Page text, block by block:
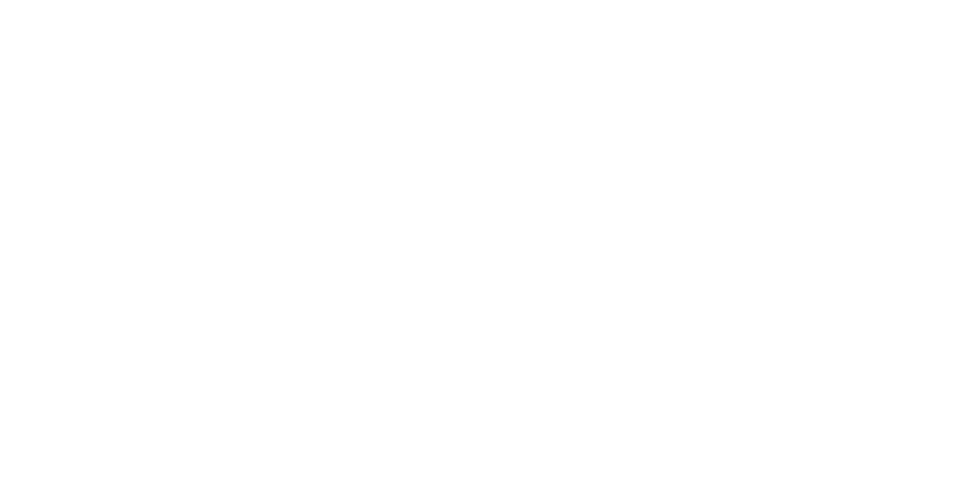
со специализированным агентом.
сотрудника
обеспечение
лицензии, чтобы сократить расходы до следующего бюджетного цикла.
лицензии Adobe, но не использовали их в течение последних 90 дней?
аудит использования лицензии. Прежде чем продолжить, хотите ли вы получить отчет